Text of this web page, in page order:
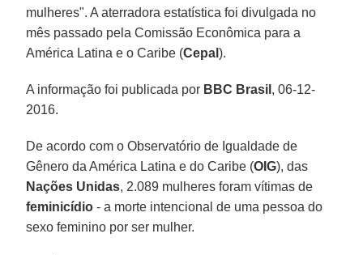
mulheres". A aterradora estatística foi divulgada no
mês passado pela Comissão Econômica para a
América Latina e o Caribe (Cepal).
A informação foi publicada por BBC Brasil , 06-12-
2016.
De acordo com o Observatório de Igualdade de
Gênero da América Latina e do Caribe (OIG), das
Nações Unidas, 2.089 mulheres foram vítimas de
feminicídio - a morte intencional de uma pessoa do
sexo feminino por ser mulher.